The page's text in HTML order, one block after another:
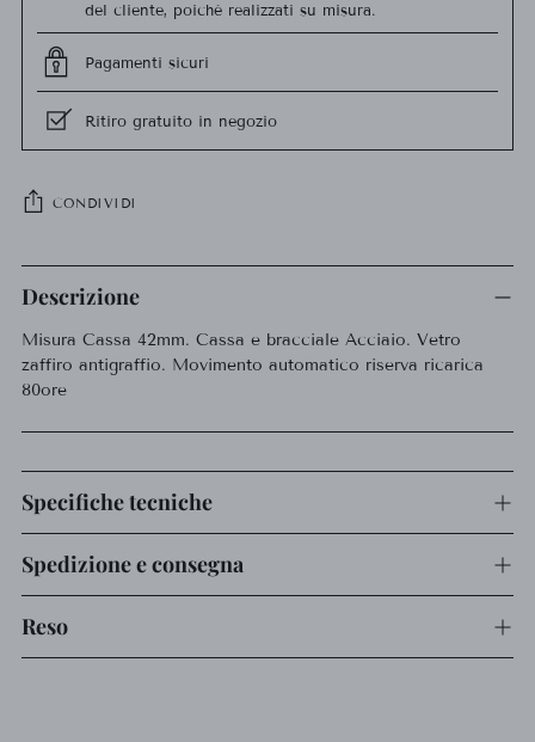
del cliente, poiché realizzati su misura.
Pagamenti sicuri
Ritiro gratuito in negozio
CONDIVIDI
Aggiungere
un
al
carrello...
Descrizione
Misura Cassa 42mm. Cassa e bracciale Acciaio. Vetro
zaffiro antigraffio. Movimento automatico riserva ricarica
80ore
Specifiche tecniche
Spedizione e consegna
Reso